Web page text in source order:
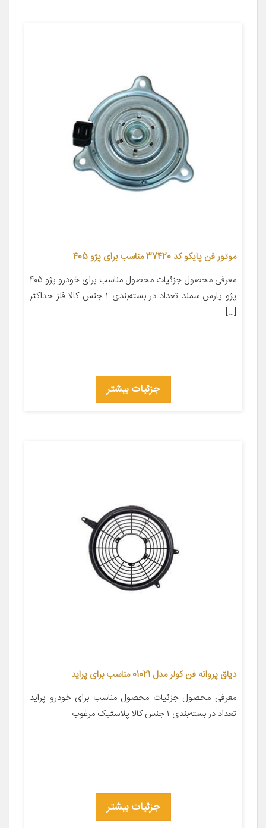
موتور فن پایکو کد 37420 مناسب برای پژو 405
معرفی محصول جزئیات محصول مناسب برای خودرو پژو ۴۰۵
پژو پارس سمند تعداد در بسته‌بندی ۱ جنس کالا فلز حداکثر
[…]
جزئیات بیشتر
دیاق پروانه فن کولر مدل 01021 مناسب برای پراید
معرفی محصول جزئیات محصول مناسب برای خودرو پراید
تعداد در بسته‌بندی ۱ جنس کالا پلاستیک مرغوب
جزئیات بیشتر